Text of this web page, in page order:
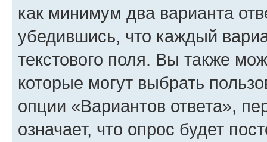
как минимум два варианта
убедившись, что каждый
текстового поля. Вы также
которые могут выбрать
опции «Вариантов ответа»,
означает, что опрос будет